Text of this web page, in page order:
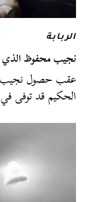
الربابة
نجيب محفوظ الذي
الحكيم قد توفى